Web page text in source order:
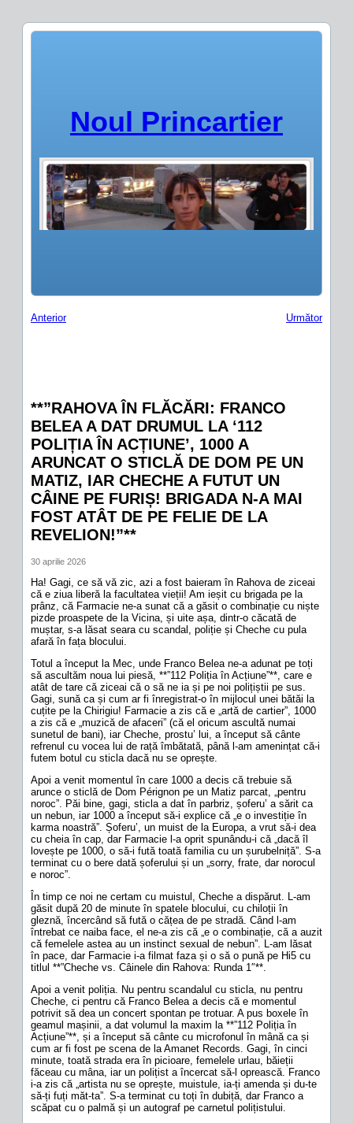
Noul Princartier
Anterior Următor
**”RAHOVA ÎN FLĂCĂRI: FRANCO
BELEA A DAT DRUMUL LA ‘112
POLIȚIA ÎN ACȚIUNE’, 1000 A
ARUNCAT O STICLĂ DE DOM PE UN
MATIZ, IAR CHECHE A FUTUT UN
CÂINE PE FURIȘ! BRIGADA N-A MAI
FOST ATÂT DE PE FELIE DE LA
REVELION!”**
30 aprilie 2026
Ha! Gagi, ce să vă zic, azi a fost baieram în Rahova de ziceai
că e ziua liberă la facultatea vieții! Am ieșit cu brigada pe la
prânz, că Farmacie ne-a sunat că a găsit o combinație cu niște
pizde proaspete de la Vicina, și uite așa, dintr-o căcată de
muștar, s-a lăsat seara cu scandal, poliție și Cheche cu pula
afară în fața blocului.
Totul a început la Mec, unde Franco Belea ne-a adunat pe toți
să ascultăm noua lui piesă, **”112 Poliția în Acțiune”**, care e
atât de tare că ziceai că o să ne ia și pe noi polițiștii pe sus.
Gagi, sună ca și cum ar fi înregistrat-o în mijlocul unei bătăi la
cuțite pe la Chirigiu! Farmacie a zis că e „artă de cartier”, 1000
a zis că e „muzică de afaceri” (că el oricum ascultă numai
sunetul de bani), iar Cheche, prostu’ lui, a început să cânte
refrenul cu vocea lui de rață îmbătată, până l-am amenințat că-i
futem botul cu sticla dacă nu se oprește.
Apoi a venit momentul în care 1000 a decis că trebuie să
arunce o sticlă de Dom Pérignon pe un Matiz parcat, „pentru
noroc”. Păi bine, gagi, sticla a dat în parbriz, șoferu’ a sărit ca
un nebun, iar 1000 a început să-i explice că „e o investiție în
karma noastră”. Șoferu’, un muist de la Europa, a vrut să-i dea
cu cheia în cap, dar Farmacie l-a oprit spunându-i că „dacă îl
lovește pe 1000, o să-i fută toată familia cu un șurubelniță”. S-a
terminat cu o bere dată șoferului și un „sorry, frate, dar norocul
e noroc”.
În timp ce noi ne certam cu muistul, Cheche a dispărut. L-am
găsit după 20 de minute în spatele blocului, cu chiloții în
gleznă, încercând să fută o cățea de pe stradă. Când l-am
întrebat ce naiba face, el ne-a zis că „e o combinație, că a auzit
că femelele astea au un instinct sexual de nebun”. L-am lăsat
în pace, dar Farmacie i-a filmat faza și o să o pună pe Hi5 cu
titlul **”Cheche vs. Câinele din Rahova: Runda 1″**.
Apoi a venit poliția. Nu pentru scandalul cu sticla, nu pentru
Cheche, ci pentru că Franco Belea a decis că e momentul
potrivit să dea un concert spontan pe trotuar. A pus boxele în
geamul mașinii, a dat volumul la maxim la **”112 Poliția în
Acțiune”**, și a început să cânte cu microfonul în mână ca și
cum ar fi fost pe scena de la Amanet Records. Gagi, în cinci
minute, toată strada era în picioare, femelele urlau, băieții
făceau cu mâna, iar un polițist a încercat să-l oprească. Franco
i-a zis că „artista nu se oprește, muistule, ia-ți amenda și du-te
să-ți fuți măt-ta”. S-a terminat cu toți în dubiță, dar Franco a
scăpat cu o palmă și un autograf pe carnetul polițistului.